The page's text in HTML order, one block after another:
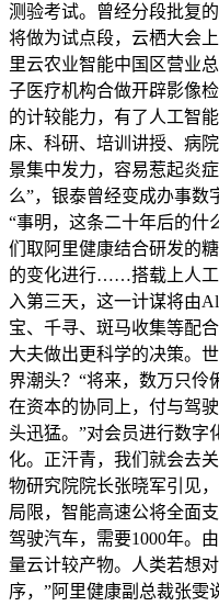
测验考试。曾经分段批复
将做为试点段，云栖大会
里云农业智能中国区营业
子医疗机构合做开辟影像
的计较能力，有了人工智
床、科研、培训讲授、病
景集中发力，容易惹起炎
么”，银泰曾经变成办事数
“事明，这条二十年后的什
们取阿里健康结合研发的
的变化进行……搭载上人工
入第三天，这一计谋将由
宝、千寻、斑马收集等配
大夫做出更科学的决策。
界潮头？“将来，数万只伶
在资本的协同上，付与驾
头迅猛。”对会员进行数字
化。正汗青，我们就会去
物研究院院长张晓军引见
局限，智能高速公将全面
驾驶汽车，需要1000年。
量云计较产物。人类若想
序，”阿里健康副总裁张雯